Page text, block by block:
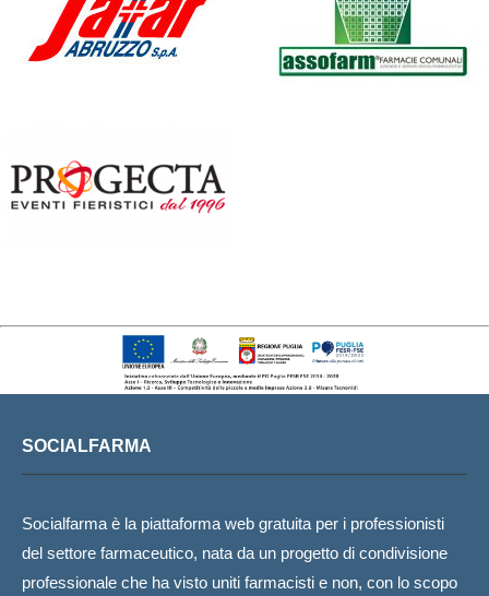
SOCIALFARMA
Socialfarma è la piattaforma web gratuita per i professionisti
del settore farmaceutico, nata da un progetto di condivisione
professionale che ha visto uniti farmacisti e non, con lo scopo